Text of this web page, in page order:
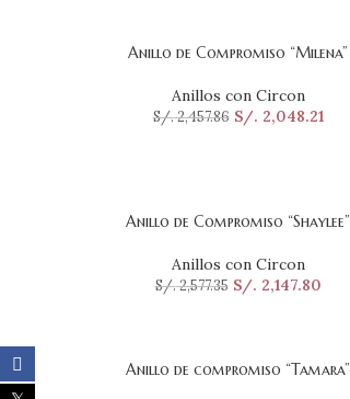
SELECCIONAR OPCIONES
Anillo de Compromiso “Milena”
Anillos con Circon
S/.2,457.86 S/. 2,048.21
SELECCIONAR OPCIONES
Anillo de Compromiso “Shaylee”
Anillos con Circon
S/.2,577.35 S/. 2,147.80
SELECCIONAR OPCIONES
Anillo de compromiso “Tamara”